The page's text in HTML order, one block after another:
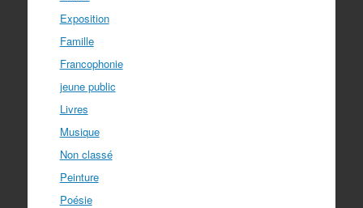
Exposition
Famille
Francophonie
jeune public
Livres
Musique
Non classé
Peinture
Poésie